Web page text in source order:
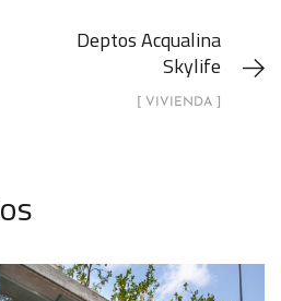
Deptos Acqualina
Skylife
[ VIVIENDA ]